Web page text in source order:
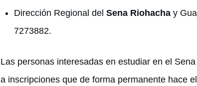
Dirección Regional delSena Riohachay
7273882.
Las personas interesadas en estudiar en el
a inscripciones que de forma permanente hace